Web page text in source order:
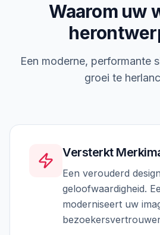
Waarom uw
Een moderne, performante
groei te
Versterkt
Een verouderd
geloofwaardigheid.
moderniseert uw